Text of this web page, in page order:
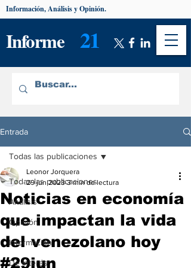
Informe 21
Información, Análisis y Opinión.
Entrada
Todas las publicaciones
Análisis
Opinión
Información
De interés
Todas las publicaciones
Noticias en economía
que impactan la vida
del venezolano hoy
#29jun
Leonor Jorquera
29 jun 2023 3 min de lectura